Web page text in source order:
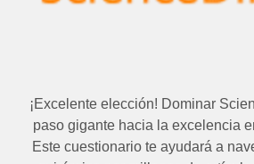
¡Excelente elección! Dominar
paso gigante hacia la excelencia
Este cuestionario te ayudará a